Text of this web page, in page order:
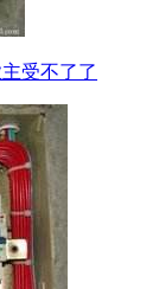
受不了了